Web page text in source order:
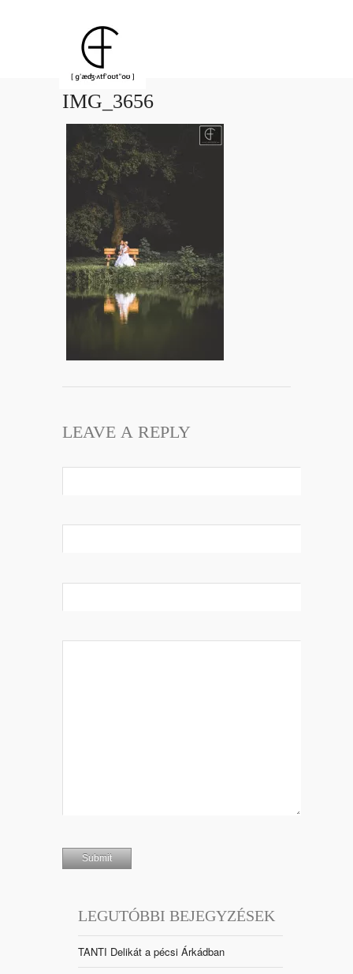
IMG_3656
LEAVE A REPLY
LEGUTÓBBI BEJEGYZÉSEK
TANTI Delikát a pécsi Árkádban